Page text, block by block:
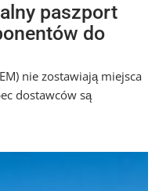
paszport
do
nie zostawiają miejsca
dostawców są